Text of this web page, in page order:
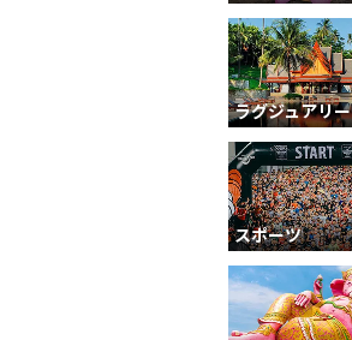
ラグジュアリー
スポーツ